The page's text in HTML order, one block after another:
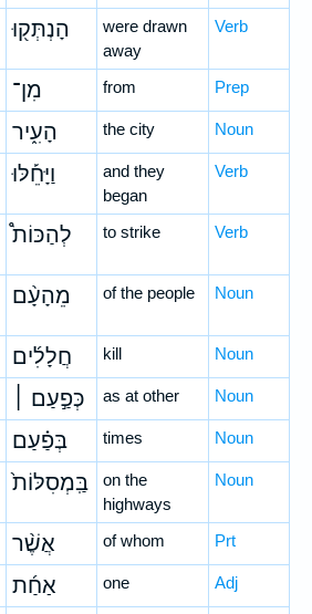
הָנְתְּק֖וּ
were drawn
away
Verb
מִן־ from Prep
הָעִ֑יר the city Noun
וַיָּחֵ֡לּוּ
and they
began
Verb
לְהַכּוֹת֩ to strike Verb
מֵהָעָ֨ם of the people Noun
חֲלָלִ֜ים kill Noun
כְּפַ֣עַם ׀ as at other Noun
בְּפַ֗עַם times Noun
בַּֽמְסִלּוֹת֙
on the
highways
Noun
אֲשֶׁ֨ר of whom Prt
אַחַ֜ת one Adj